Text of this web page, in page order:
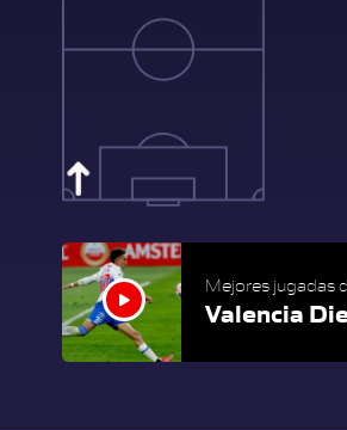
Mejores jugadas
Valencia